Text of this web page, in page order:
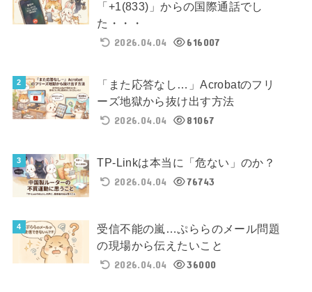
「+1(833)」からの国際通話でし
た・・・
2026.04.04
616007
「また応答なし…」Acrobatのフリ
ーズ地獄から抜け出す方法
2026.04.04
81067
TP-Linkは本当に「危ない」のか？
2026.04.04
76743
受信不能の嵐…ぷららのメール問題
の現場から伝えたいこと
2026.04.04
36000